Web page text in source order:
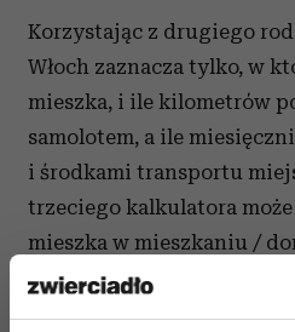
Korzystając z drugiego
Włoch zaznacza tylko, w
mieszka, i ile kilometrów
samolotem, a ile
i środkami transportu
trzeciego kalkulatora
mieszka w mieszkaniu /
się uśrednione liczby
wyliczone „z góry” dla